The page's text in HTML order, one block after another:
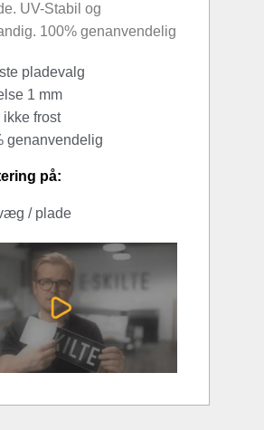
UV-Stabil og
100% genanvendelig
pladevalg
1 mm
frost
genanvendelig
på:
/ plade